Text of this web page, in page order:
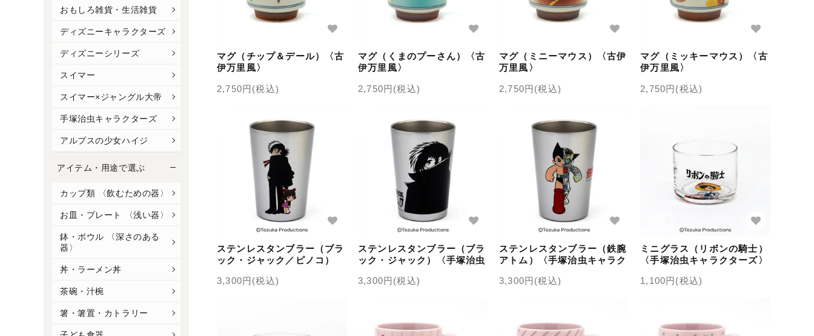
おもしろ雑貨・生活雑貨
ディズニーキャラクターズ
ディズニーシリーズ
スイマー
スイマー×ジャングル大帝
手塚治虫キャラクターズ
アルプスの少女ハイジ
アイテム・用途で選ぶ
カップ類 〈飲むための器〉
お皿・プレート 〈浅い器〉
鉢・ボウル 〈深さのある
器〉
丼・ラーメン丼
茶碗・汁椀
箸・箸置・カトラリー
マグ（チップ＆デール）〈古
伊万里風〉
2,750円(税込)
マグ（くまのプーさん）〈古
伊万里風〉
2,750円(税込)
マグ（ミニーマウス）〈古伊
万里風〉
2,750円(税込)
マグ（ミッキーマウス）〈古
伊万里風〉
2,750円(税込)
ステンレスタンブラー（ブラ
ック・ジャック／ピノコ）
3,300円(税込)
ステンレスタンブラー（ブラ
ック・ジャック）〈手塚治虫
3,300円(税込)
ステンレスタンブラー（鉄腕
アトム）〈手塚治虫キャラク
3,300円(税込)
ミニグラス（リボンの騎士）
〈手塚治虫キャラクターズ〉
1,100円(税込)